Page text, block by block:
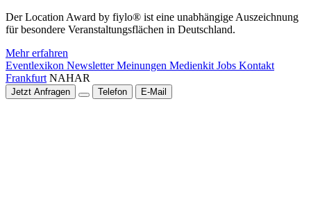
Der Location Award by fiylo® ist eine unabhängige Auszeichnung
für besondere Veranstaltungsflächen in Deutschland.
Mehr erfahren
Eventlexikon NewsletterMeinungen Medienkit Jobs Kontakt
Frankfurt NAHAR
Jetzt Anfragen Telefon E-Mail